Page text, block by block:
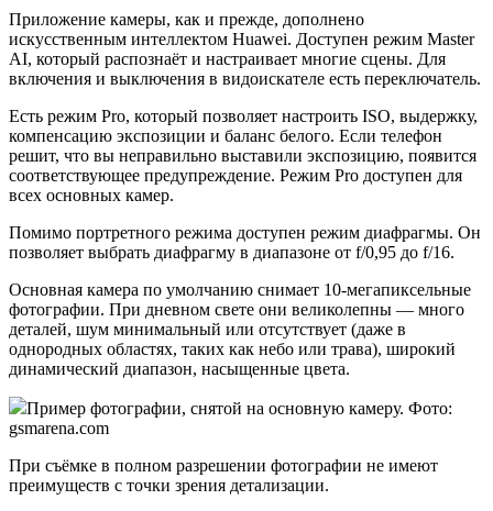
Приложение камеры, как и прежде, дополнено
искусственным интеллектом Huawei. Доступен режим Master
AI, который распознаёт и настраивает многие сцены. Для
включения и выключения в видоискателе есть переключатель.
Есть режим Pro, который позволяет настроить ISO, выдержку,
компенсацию экспозиции и баланс белого. Если телефон
решит, что вы неправильно выставили экспозицию, появится
соответствующее предупреждение. Режим Pro доступен для
всех основных камер.
Помимо портретного режима доступен режим диафрагмы. Он
позволяет выбрать диафрагму в диапазоне от f/0,95 до f/16.
Основная камера по умолчанию снимает 10-мегапиксельные
фотографии. При дневном свете они великолепны — много
деталей, шум минимальный или отсутствует (даже в
однородных областях, таких как небо или трава), широкий
динамический диапазон, насыщенные цвета.
Пример фотографии, снятой на основную камеру. Фото:
gsmarena.com
При съёмке в полном разрешении фотографии не имеют
преимуществ с точки зрения детализации.